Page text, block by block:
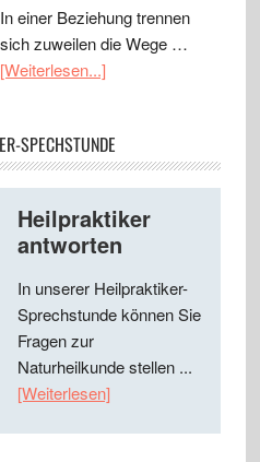
In einer Beziehung trennen
sich zuweilen die Wege …
[Weiterlesen...]
SPECHSTUNDE
Heilpraktiker
antworten
In unserer Heilpraktiker-
Sprechstunde können Sie
Fragen zur
Naturheilkunde stellen ...
[Weiterlesen]